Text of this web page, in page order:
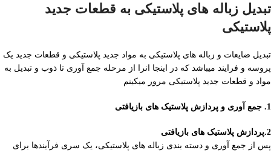
تبدیل زباله های پلاستیکی به قطعات جدید
پلاستیکی
تبدیل ضایعات و زباله های پلاستیکی به مواد جدید پلاستیکی و قطعات جدید یک
پروسه و فرایند میباشد که در اینجا انرا از مرحله جمع آوری تا ذوب و تبدیل به
مواد و قطعات جدید پلاستیکی مرور میکینم
1. جمع آوری و پردازش پلاستیک های بازیافتی
2.پردازش پلاستیک های بازیافتی
پس از جمع آوری و دسته بندی زباله های پلاستیکی، یک سری فرآیندها برای